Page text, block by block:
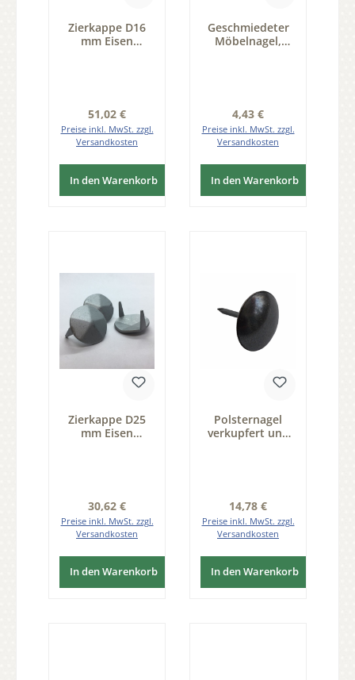
Zierkappe D16
mm Eisen
Regulärer Preis:
51,02 €
Preise inkl. MwSt. zzgl.
Versandkosten
In den Warenkorb
Geschmiedeter
Möbelnagel,
Regulärer Preis:
4,43 €
Preise inkl. MwSt. zzgl.
Versandkosten
In den Warenkorb
Zierkappe D25
mm Eisen
Regulärer Preis:
30,62 €
Preise inkl. MwSt. zzgl.
Versandkosten
In den Warenkorb
Polsternagel
verkupfert und
ZB251
Regulärer Preis:
14,78 €
Preise inkl. MwSt. zzgl.
Versandkosten
In den Warenkorb